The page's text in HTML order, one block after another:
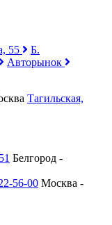
55
Б.
Авторынок
Тагильская,
Белгород -
56-00 Москва -